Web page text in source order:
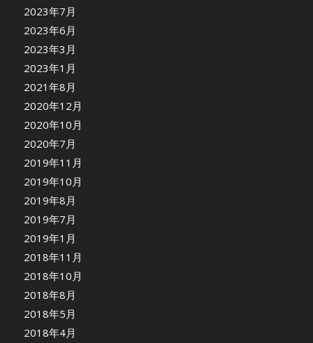
2023年7月
2023年6月
2023年3月
2023年1月
2021年8月
2020年12月
2020年10月
2020年7月
2019年11月
2019年10月
2019年8月
2019年7月
2019年1月
2018年11月
2018年10月
2018年8月
2018年5月
2018年4月